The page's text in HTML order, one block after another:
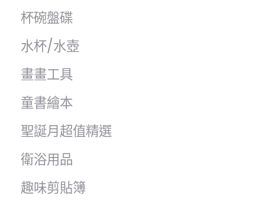
杯碗盤碟
水杯/水壺
畫畫工具
童書繪本
聖誕月超值精選
衛浴用品
趣味剪貼簿